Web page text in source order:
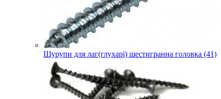
Шурупи для лаг(глухарі) шестигранна головка (41)